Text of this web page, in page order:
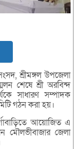
শ্রীমঙ্গল উপজেলা
শেষে শ্রী অরবিন্দ
সাধারণ সম্পাদক
গঠন করা হয়।
আয়োজিত এ
মৌলভীবাজার জেলা